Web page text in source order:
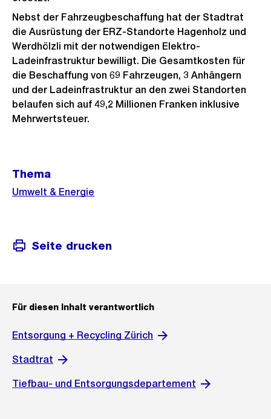
Nebst der Fahrzeugbeschaffung hat der Stadtrat
die Ausrüstung der ERZ-Standorte Hagenholz und
Werdhölzli mit der notwendigen Elektro-
Ladeinfrastruktur bewilligt. Die Gesamtkosten für
die Beschaffung von 69 Fahrzeugen, 3 Anhängern
und der Ladeinfrastruktur an den zwei Standorten
belaufen sich auf 49,2 Millionen Franken inklusive
Mehrwertsteuer.
Informationen
Thema
Umwelt & Energie
Seite drucken
Für diesen Inhalt verantwortlich
Entsorgung + Recycling Zürich
Stadtrat
Tiefbau- und Entsorgungsdepartement